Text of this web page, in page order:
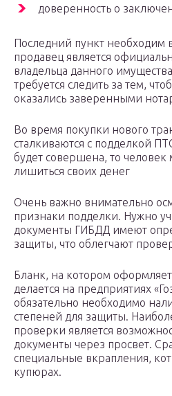
доверенность о
Последний пункт необходим
продавец является
владельца данного
требуется следить за тем,
оказались заверенными
Во время покупки нового
сталкиваются с подделкой
будет совершена, то человек
лишиться своих денег
Очень важно внимательно
признаки подделки. Нужно
документы ГИБДД имеют
защиты, что облегчают
Бланк, на котором
делается на предприятиях
обязательно необходимо
степеней для защиты.
проверки является
документы через просвет.
специальные вкрапления,
купюрах.